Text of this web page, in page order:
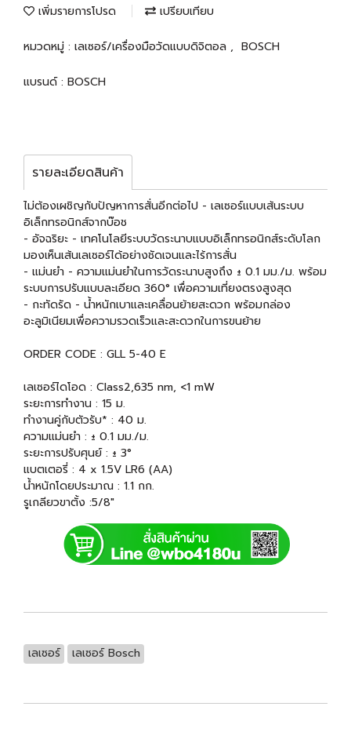
เพิ่มรายการโปรด เปรียบเทียบ
หมวดหมู่ : เลเซอร์/เครื่องมือวัดแบบดิจิตอล , BOSCH
แบรนด์ : BOSCH
รายละเอียดสินค้า
ไม่ต้องเผชิญกับปัญหาการสั่นอีกต่อไป - เลเซอร์แบบเส้นระบบ
อิเล็กทรอนิกส์จากบ๊อช
- อัจฉริยะ - เทคโนโลยีระบบวัดระนาบแบบอิเล็กทรอนิกส์ระดับโลก
มองเห็นเส้นเลเซอร์ได้อย่างชัดเจนและไร้การสั่น
- แม่นยำ - ความแม่นยำในการวัดระนาบสูงถึง ± 0.1 มม./ม. พร้อม
ระบบการปรับแบบละเอียด 360° เพื่อความเที่ยงตรงสูงสุด
- กะทัดรัด - น้ำหนักเบาและเคลื่อนย้ายสะดวก พร้อมกล่อง
อะลูมิเนียมเพื่อความรวดเร็วและสะดวกในการขนย้าย
ORDER CODE : GLL 5-40 E
เลเซอร์ไดโอด : Class2,635 nm, <1 mW
ระยะการทำงาน : 15 ม.
ทำงานคู่กับตัวรับ* : 40 ม.
ความแม่นยำ : ± 0.1 มม./ม.
ระยะการปรับศุนย์ : ± 3°
แบตเตอรี่ : 4 x 1.5V LR6 (AA)
น้ำหนักโดยประมาณ : 1.1 กก.
รูเกลียวขาตั้ง :5/8"
เลเซอร์ เลเซอร์ Bosch